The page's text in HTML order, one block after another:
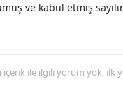
ve kabul etmiş
içerik ile ilgili yorum yok, ilk